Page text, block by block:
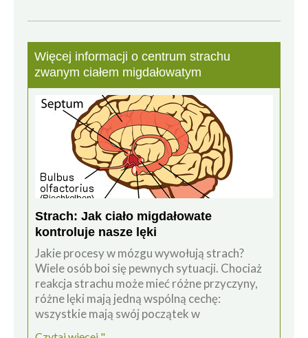
Więcej informacji o centrum strachu
zwanym ciałem migdałowatym
Strach: Jak ciało migdałowate
kontroluje nasze lęki
Jakie procesy w mózgu wywołują strach?
Wiele osób boi się pewnych sytuacji. Chociaż
reakcja strachu może mieć różne przyczyny,
różne lęki mają jedną wspólną cechę:
wszystkie mają swój początek w